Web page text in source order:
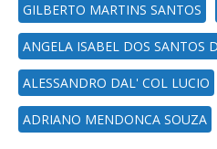
GILBERTO MARTINS SANTOS
ANGELA ISABEL DOS SANTOS
ALESSANDRO DAL' COL LUCIO
ADRIANO MENDONCA SOUZA